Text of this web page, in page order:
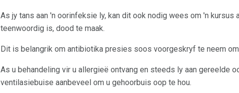
As jy tans aan 'n oorinfeksie ly, kan dit ook nodig wees om 'n
teenwoordig is, dood te maak.
Dit is belangrik om antibiotika presies soos voorgeskryf te neem
As u behandeling vir u allergieë ontvang en steeds ly aan gereelde
ventilasiebuise aanbeveel om u gehoorbuis oop te hou.